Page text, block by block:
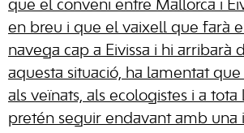
que el conveni entre Mallorca i
en breu i que el vaixell que farà
navega cap a Eivissa i hi arribarà
aquesta situació, ha lamentat
als veïnats, als ecologistes i a tota
pretén seguir endavant amb una